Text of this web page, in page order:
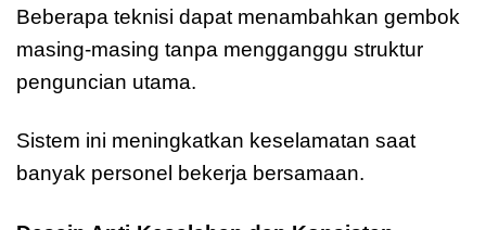
Beberapa teknisi dapat menambahkan gembok
masing-masing tanpa mengganggu struktur
penguncian utama.
Sistem ini meningkatkan keselamatan saat
banyak personel bekerja bersamaan.